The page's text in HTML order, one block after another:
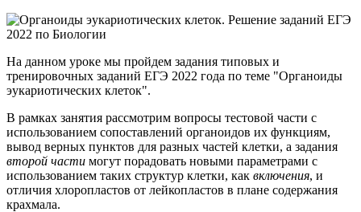
На данном уроке мы пройдем задания типовых и
тренировочных заданий ЕГЭ 2022 года по теме "Органоиды
эукариотических клеток".
В рамках занятия рассмотрим вопросы тестовой части с
использованием сопоставлений органоидов их функциям,
вывод верных пунктов для разных частей клетки, а задания
второй части могут порадовать новыми параметрами с
использованием таких структур клетки, как включения, и
отличия хлоропластов от лейкопластов в плане содержания
крахмала.